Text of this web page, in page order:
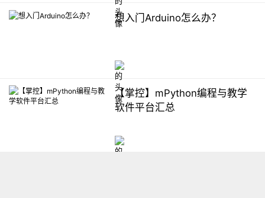
想入门Arduino怎么办？
【掌控】mPython编程与教学
软件平台汇总